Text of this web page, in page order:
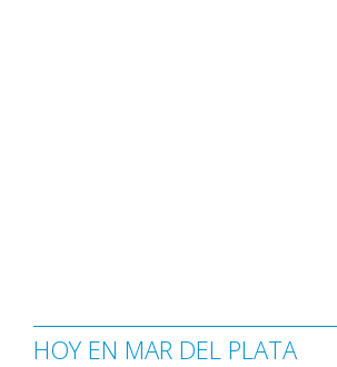
HOY EN MAR DEL PLATA